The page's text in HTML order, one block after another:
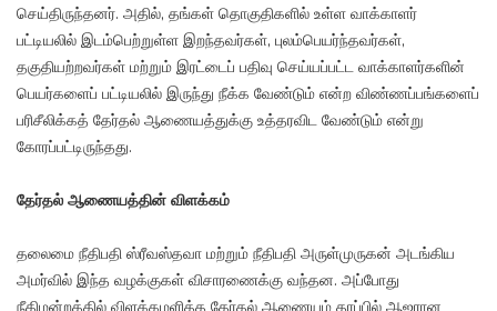
செய்திருந்தனர். அதில், தங்கள் தொகுதிகளில் உள்ள வாக்காளர்
பட்டியலில் இடம்பெற்றுள்ள இறந்தவர்கள், புலம்பெயர்ந்தவர்கள்,
தகுதியற்றவர்கள் மற்றும் இரட்டைப் பதிவு செய்யப்பட்ட வாக்காளர்களின்
பெயர்களைப் பட்டியலில் இருந்து நீக்க வேண்டும் என்ற விண்ணப்பங்களைப்
பரிசீலிக்கத் தேர்தல் ஆணையத்துக்கு உத்தரவிட வேண்டும் என்று
கோரப்பட்டிருந்தது.
தேர்தல் ஆணையத்தின் விளக்கம்
தலைமை நீதிபதி ஸ்ரீவஸ்தவா மற்றும் நீதிபதி அருள்முருகன் அடங்கிய
அமர்வில் இந்த வழக்குகள் விசாரணைக்கு வந்தன. அப்போது